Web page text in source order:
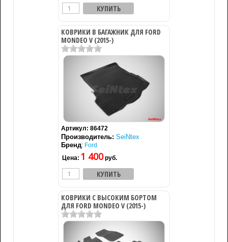
КОВРИКИ В БАГАЖНИК ДЛЯ FORD
MONDEO V (2015-)
Артикул: 86472
Производитель: SeiNtex
Бренд: Ford
Цена: 1 400руб.
КОВРИКИ С ВЫСОКИМ БОРТОМ
ДЛЯ FORD MONDEO V (2015-)